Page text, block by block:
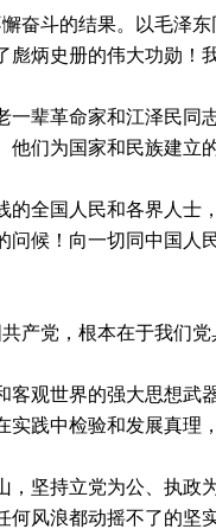
奋斗的结果。以毛泽东
彪炳史册的伟大功勋！
辈革命家和江泽民同
们为国家和民族建立
全国人民和各界人士
问候！向一切同中国人
产党，根本在于我们党
观世界的强大思想武
实践中检验和发展真理
坚持立党为公、执政
风浪都动摇不了的坚实